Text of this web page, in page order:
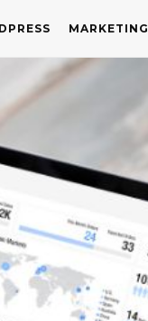
MARKETING